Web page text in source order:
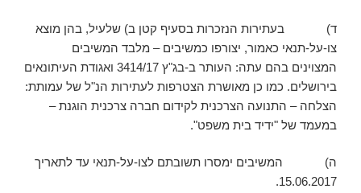
ד) בעתירות הנזכרות בסעיף קטן ב) שלעיל, בהן מוצא
צו-על-תנאי כאמור, יצורפו כמשיבים – מלבד המשיבים
המצוינים בהם עתה: העותר ב-בג"ץ 3414/17 ואגודת העיתונאים
בירושלים. כמו כן מאושרת הצטרפות לעתירות הנ"ל של עמותת:
הצלחה – התנועה הצרכנית לקידום חברה צרכנית הוגנת –
במעמד של "ידיד בית משפט".
ה) המשיבים ימסרו תשובתם לצו-על-תנאי עד לתאריך
15.06.2017.